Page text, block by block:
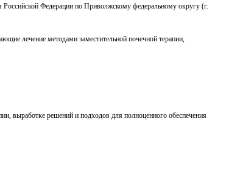
Российской Федерации по Приволжскому федеральному округу (г.
лечение методами заместительной почечной терапии,
выработке решений и подходов для полноценного обеспечения